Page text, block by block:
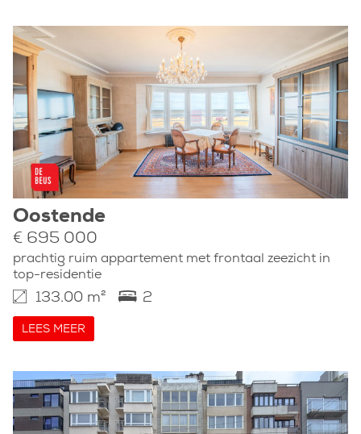
Oostende
€ 695 000
prachtig ruim appartement met frontaal zeezicht in
top-residentie
133.00 m² 2
LEES MEER